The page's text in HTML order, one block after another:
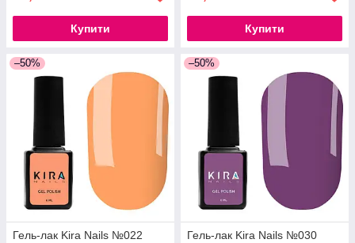
Купити Купити
–50%
Гель-лак Kira Nails №022
–50%
Гель-лак Kira Nails №030